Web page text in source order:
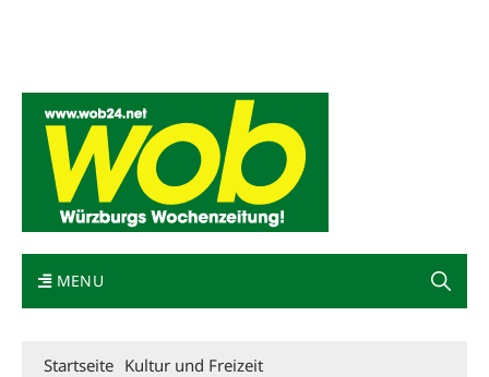
MENU
Startseite Kultur und Freizeit